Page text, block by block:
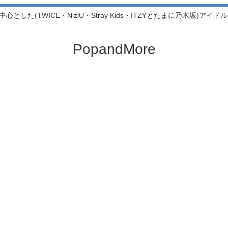
心とした(TWICE・NiziU・Stray Kids・ITZYとたまに乃木坂)アイド
PopandMore